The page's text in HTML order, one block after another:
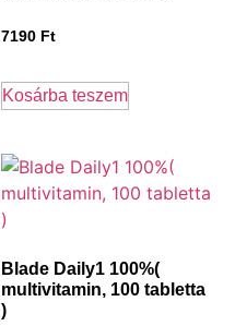
7190 Ft
Kosárba teszem
Blade Daily1 100%(
multivitamin, 100 tabletta
)